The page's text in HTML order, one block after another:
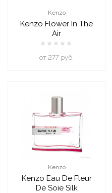
Kenzo
Kenzo Flower In The
Air
oт 277 руб.
Kenzo
Kenzo Eau De Fleur
De Soie Silk